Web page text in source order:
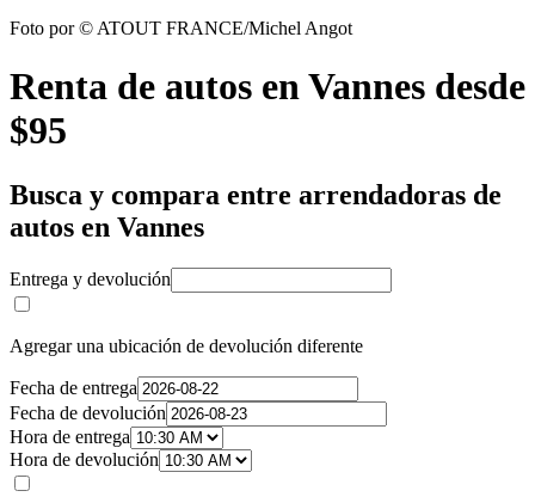
Foto por © ATOUT FRANCE/Michel Angot
Renta de autos en Vannes desde
$95
Busca y compara entre arrendadoras de
autos en Vannes
Entrega y devolución
Agregar una ubicación de devolución diferente
Fecha de entrega
Fecha de devolución
Hora de entrega
Hora de devolución